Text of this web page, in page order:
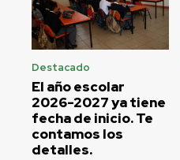
Destacado
El año escolar
2026-2027 ya tiene
fecha de inicio. Te
contamos los
detalles.